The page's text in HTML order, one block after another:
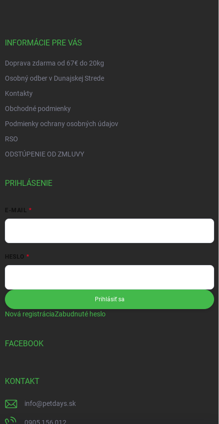
INFORMÁCIE PRE VÁS
Doprava zdarma od 67€ do 20kg
Osobný odber v Dunajskej Strede
Kontakty
Obchodné podmienky
Podmienky ochrany osobných údajov
RSO
ODSTÚPENIE OD ZMLUVY
PRIHLÁSENIE
E-MAIL
HESLO
Prihlásiť sa
Nová registráciaZabudnuté heslo
FACEBOOK
KONTAKT
info@petdays.sk